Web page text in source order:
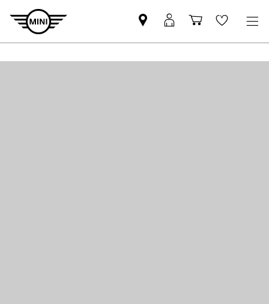
Pesquisar
parceiro
Iniciar
sessão
Carrinho
de
Wishlist